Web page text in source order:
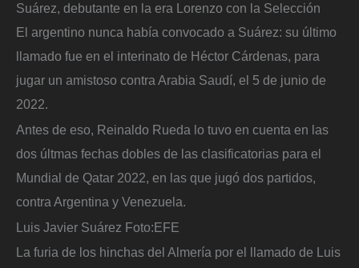
Suárez, debutante en la era Lorenzo con la Selección
El argentino nunca había convocado a Suárez: su último
llamado fue en el interinato de Héctor Cárdenas, para
jugar un amistoso contra Arabia Saudí, el 5 de junio de
2022.
Antes de eso, Reinaldo Rueda lo tuvo en cuenta en las
dos últmas fechas dobles de las clasificatorias para el
Mundial de Qatar 2022, en las que jugó dos partidos,
contra Argentina y Venezuela.
Luis Javier Suárez Foto:EFE
La furia de los hinchas del Almería por el llamado de Luis